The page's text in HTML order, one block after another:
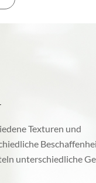
Texturen und
unterschiedliche